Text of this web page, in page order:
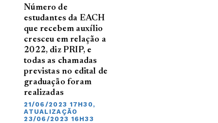
Número de
estudantes da EACH
que recebem auxílio
cresceu em relação a
2022, diz PRIP, e
todas as chamadas
previstas no edital de
graduação foram
realizadas
21/06/2023 17H30,
ATUALIZAÇÃO
23/06/2023 16H33